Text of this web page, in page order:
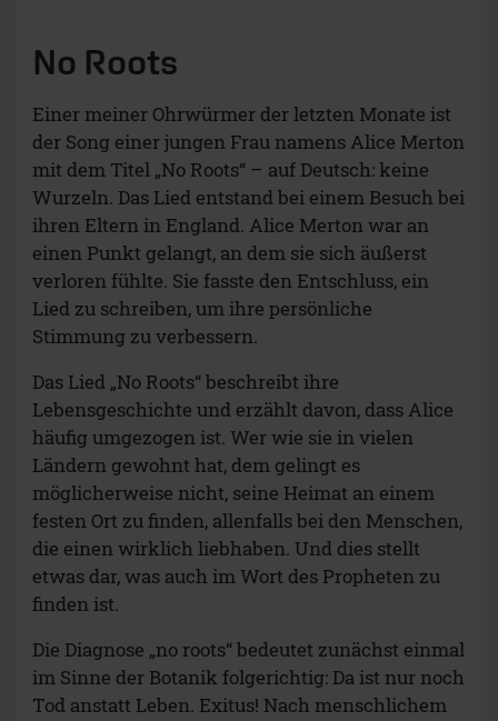
No Roots
Einer meiner Ohrwürmer der letzten Monate ist
der Song einer jungen Frau namens Alice Merton
mit dem Titel „No Roots“ – auf Deutsch: keine
Wurzeln. Das Lied entstand bei einem Besuch bei
ihren Eltern in England. Alice Merton war an
einen Punkt gelangt, an dem sie sich äußerst
verloren fühlte. Sie fasste den Entschluss, ein
Lied zu schreiben, um ihre persönliche
Stimmung zu verbessern.
Das Lied „No Roots“ beschreibt ihre
Lebensgeschichte und erzählt davon, dass Alice
häufig umgezogen ist. Wer wie sie in vielen
Ländern gewohnt hat, dem gelingt es
möglicherweise nicht, seine Heimat an einem
festen Ort zu finden, allenfalls bei den Menschen,
die einen wirklich liebhaben. Und dies stellt
etwas dar, was auch im Wort des Propheten zu
finden ist.
Die Diagnose „no roots“ bedeutet zunächst einmal
im Sinne der Botanik folgerichtig: Da ist nur noch
Tod anstatt Leben. Exitus! Nach menschlichem